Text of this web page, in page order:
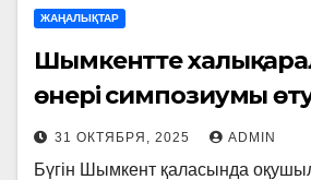
ЖАҢАЛЫҚТАР
Шымкентте
өнері симпозиумы
31 ОКТЯБРЯ, 2025 ADMIN
Бүгін Шымкент қаласында